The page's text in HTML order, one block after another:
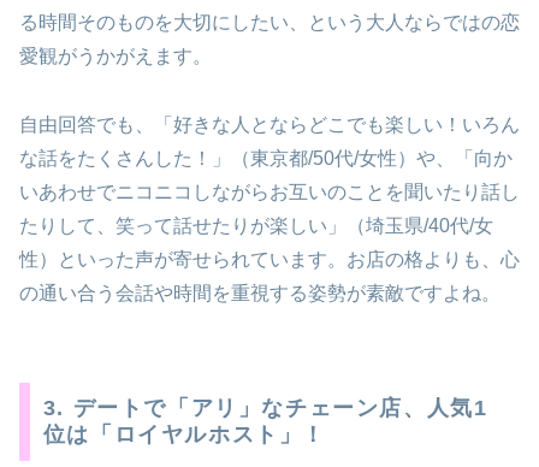
る時間そのものを大切にしたい、という大人ならではの恋
愛観がうかがえます。
自由回答でも、「好きな人とならどこでも楽しい！いろん
な話をたくさんした！」（東京都/50代/女性）や、「向か
いあわせでニコニコしながらお互いのことを聞いたり話し
たりして、笑って話せたりが楽しい」（埼玉県/40代/女
性）といった声が寄せられています。お店の格よりも、心
の通い合う会話や時間を重視する姿勢が素敵ですよね。
3. デートで「アリ」なチェーン店、人気1
位は「ロイヤルホスト」！